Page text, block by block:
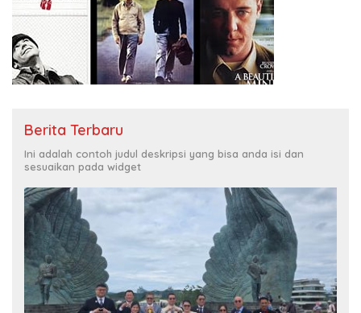
Berita Terbaru
Ini adalah contoh judul deskripsi yang bisa anda isi dan
sesuaikan pada widget